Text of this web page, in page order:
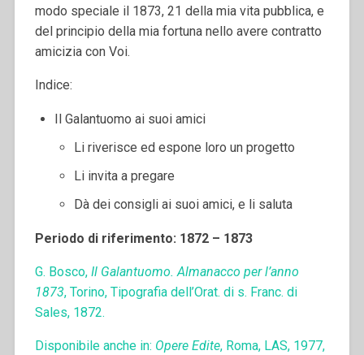
modo speciale il 1873, 21 della mia vita pubblica, e
del principio della mia fortuna nello avere contratto
amicizia con Voi.
Indice:
Il Galantuomo ai suoi amici
Li riverisce ed espone loro un progetto
Li invita a pregare
Dà dei consigli ai suoi amici, e li saluta
Periodo di riferimento: 1872 – 1873
G. Bosco, Il Galantuomo. Almanacco per l’anno
1873, Torino, Tipografia dell’Orat. di s. Franc. di
Sales, 1872.
Disponibile anche in: Opere Edite, Roma, LAS, 1977,